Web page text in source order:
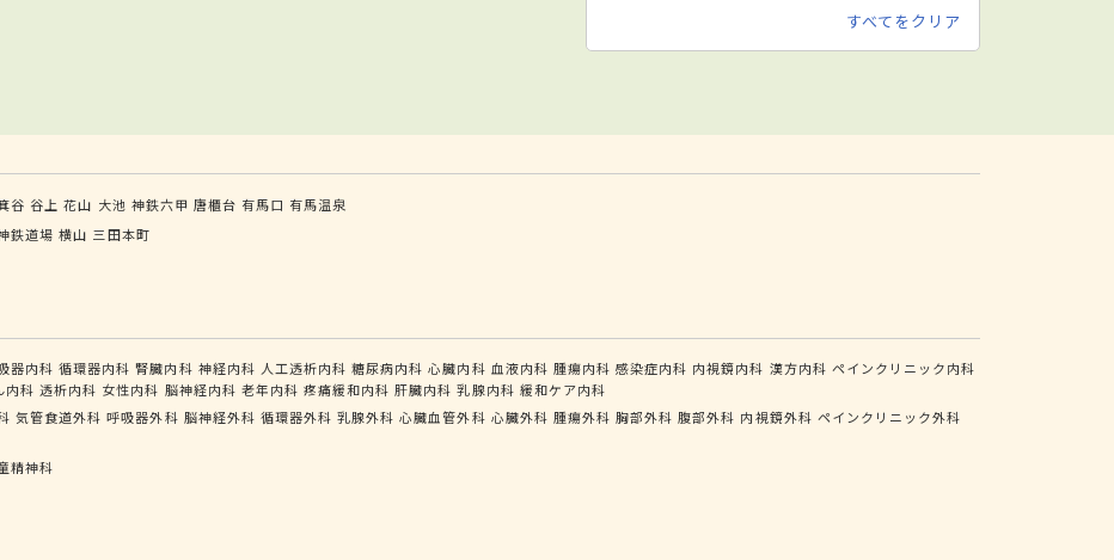
すべてをクリア
谷 谷上 花山 大池 神鉄六甲 唐櫃台 有馬口 有馬温泉
鉄道場 横山 三田本町
器内科 循環器内科 腎臓内科 神経内科 人工透析内科 糖尿病内科 心臓内科 血液内科 腫瘍内科 感染症内科 内視鏡内科 漢方内科 ペインクリニック内科
内科 透析内科 女性内科 脳神経内科 老年内科 疼痛緩和内科 肝臓内科 乳腺内科 緩和ケア内科
気管食道外科 呼吸器外科 脳神経外科 循環器外科 乳腺外科 心臓血管外科 心臓外科 腫瘍外科 胸部外科 腹部外科 内視鏡外科 ペインクリニック外科
精神科